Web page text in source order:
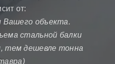
от:
Вашего объекта.
стальной балки
тем дешевле тонна